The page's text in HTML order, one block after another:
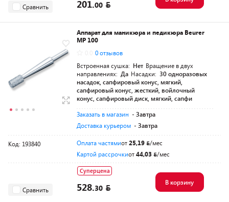
Сравнить 201.00
Аппарат для маникюра и педикюра Beurer
MP 100
0 отзывов
Встроенная сушка: Нет Вращение в двух
направлениях: Да Насадки: 30 одноразовых
насадок, сапфировый конус, мягкий,
сапфировый конус, жесткий, войлочный
конус, сапфировый диск, мягкий, сапфи
Заказать в магазин - Завтра
Доставка курьером - Завтра
Код: 193840 Оплата частямиот25,19
/мес
Картой рассрочкиот44,03 /мес
Сравнить
Суперцена
528.30
В корзину